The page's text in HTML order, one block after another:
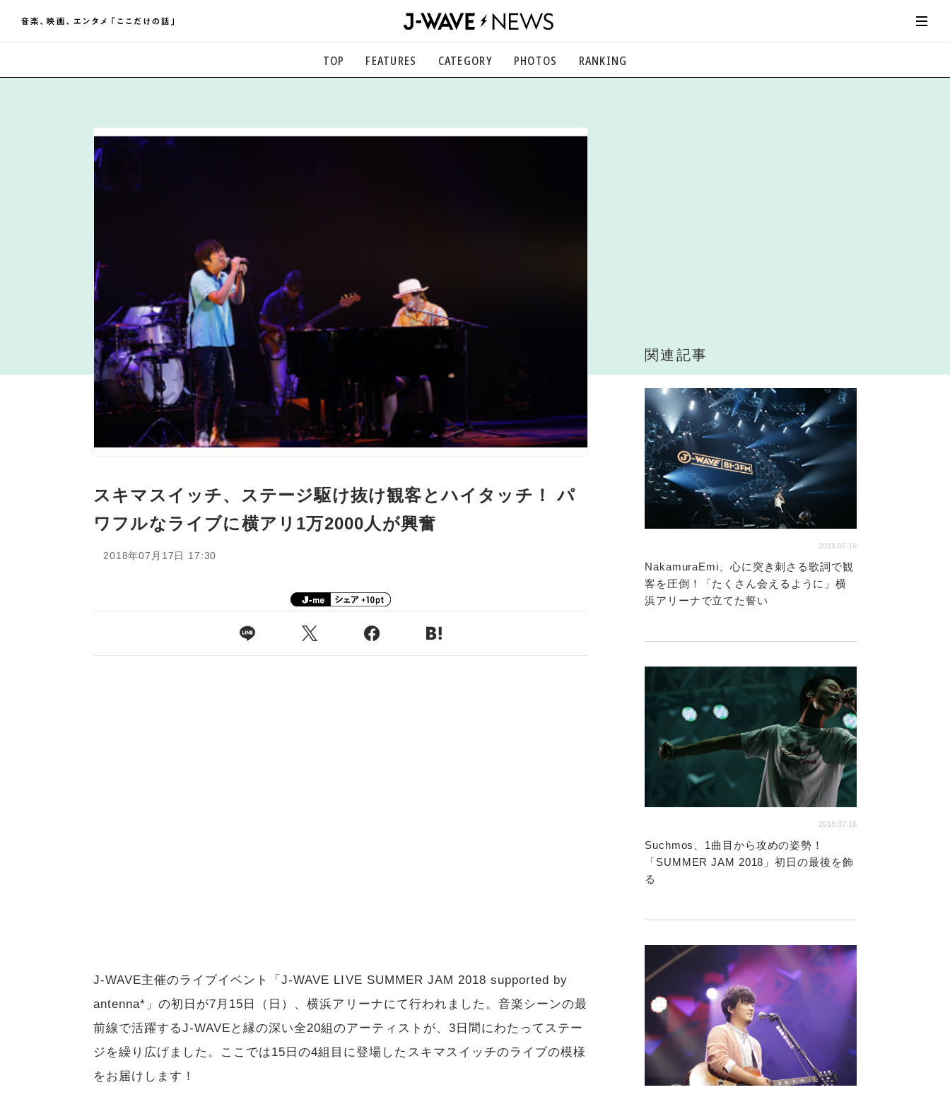
TOP FEATURES CATEGORY
映画、芸能、舞台、スポーツなど
PHOTOS RANKING
スキマスイッチ、ステージ駆け抜け観客とハイタッチ！ パ
ワフルなライブに横アリ1万2000人が興奮
2018年07月17日 17:30
J-WAVE主催のライブイベント「J-WAVE LIVE SUMMER JAM 2018 supported by
antenna*」の初日が7月15日（日）、横浜アリーナにて行われました。音楽シーンの最
前線で活躍するJ-WAVEと縁の深い全20組のアーティストが、3日間にわたってステー
ジを繰り広げました。ここでは15日の4組目に登場したスキマスイッチのライブの模様
をお届けします！
関連記事
2018.07.16
NakamuraEmi、心に突き刺さる歌詞で観
客を圧倒！「たくさん会えるように」横
浜アリーナで立てた誓い
2018.07.16
Suchmos、1曲目から攻めの姿勢！
「SUMMER JAM 2018」初日の最後を飾
る